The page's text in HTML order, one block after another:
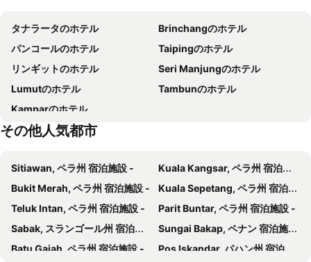
M Roof Hotel & Residences
Artworks Hotel Ipoh
1969 Business Suites Bandar Botani, Ipoh
Belakang KongHeng By DreamScape
K GARDEN HOTEL (IPOH) SDN BHD
Brick Box Hotel
RPGC Garden Hotel
DS Hotel
Hotel18 - MyHome
Merlin by Robin
OYO 746 Hotel Comfort
イポー ブティック ホテル
Winggarden Murals House
Golden Roof Hotel Sunway Ipoh
Valya Hotel
S Boutique Hotel
ザ サイエン ホテル
Nova Hotel, Ipoh Tambun
Reintree Lodge Hotel
Hotel Shangg
タナラータのホテル
Brinchangのホテル
パンコールのホテル
Taipingのホテル
リンギットのホテル
Seri Manjungのホテル
Lumutのホテル
Tambunのホテル
Kamparのホテル
その他人気都市
Sitiawan, ペラ州 宿泊施設 -
Kuala Kangsar, ペラ州 宿泊施設 -
Bukit Merah, ペラ州 宿泊施設 -
Kuala Sepetang, ペラ州 宿泊施設 -
Teluk Intan, ペラ州 宿泊施設 -
Parit Buntar, ペラ州 宿泊施設 -
Sabak, スランゴール州 宿泊施設 -
Sungai Bakap, ペナン 宿泊施設 -
Batu Gajah, ペラ州 宿泊施設 -
Pos Iskandar, パハン州 宿泊施設 -